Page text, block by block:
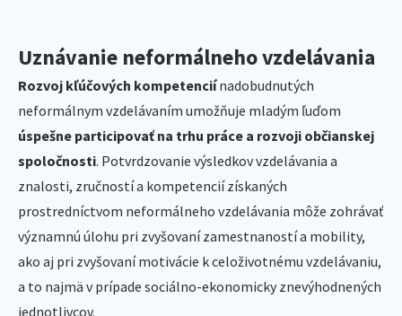
Uznávanie neformálneho vzdelávania
Rozvoj kľúčových kompetenciínadobudnutých
neformálnym vzdelávaním umožňuje mladým ľuďom
úspešne participovať na trhu práce a rozvoji občianskej
spoločnosti. Potvrdzovanie výsledkov vzdelávania a
znalosti, zručností a kompetencií získaných
prostredníctvom neformálneho vzdelávania môže zohrávať
významnú úlohu pri zvyšovaní zamestnaností a mobility,
ako aj pri zvyšovaní motivácie k celoživotnému vzdelávaniu,
a to najmä v prípade sociálno-ekonomicky znevýhodnených
jednotlivcov.